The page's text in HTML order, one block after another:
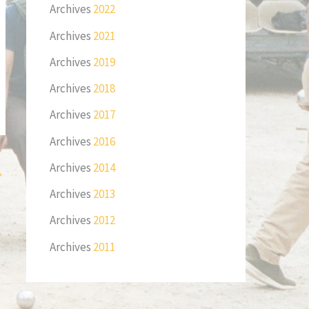
Archives 2022
Archives 2021
Archives 2019
Archives 2018
Archives 2017
Archives 2016
Archives 2014
Archives 2013
Archives 2012
Archives 2011